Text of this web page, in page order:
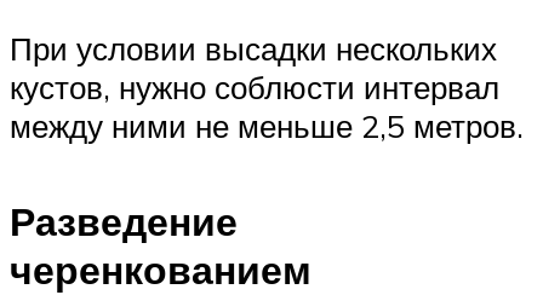
При условии высадки нескольких
кустов, нужно соблюсти интервал
между ними не меньше 2,5 метров.
Разведение
черенкованием